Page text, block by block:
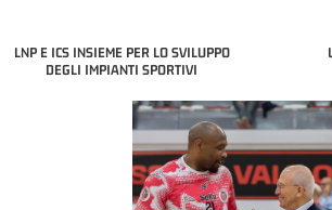
LNP E ICS INSIEME PER LO SVILUPPO
DEGLI IMPIANTI SPORTIVI